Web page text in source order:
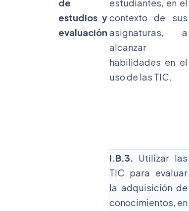
de
estudios y
evaluación
estudiantes, en el
contexto de sus
asignaturas, a
alcanzar
habilidades en el
uso de las TIC.
I.B.3. Utilizar las
TIC para evaluar
la adquisición de
conocimientos, en